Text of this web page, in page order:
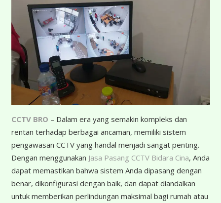
CCTV BRO – Dalam era yang semakin kompleks dan
rentan terhadap berbagai ancaman, memiliki sistem
pengawasan CCTV yang handal menjadi sangat penting.
Dengan menggunakan Jasa Pasang CCTV Bidara Cina, Anda
dapat memastikan bahwa sistem Anda dipasang dengan
benar, dikonfigurasi dengan baik, dan dapat diandalkan
untuk memberikan perlindungan maksimal bagi rumah atau